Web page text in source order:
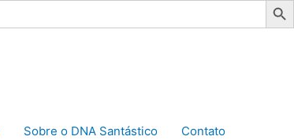
Sobre o DNA Santástico Contato